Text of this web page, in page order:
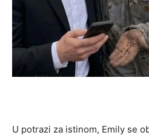
U potrazi za istinom, Emily se